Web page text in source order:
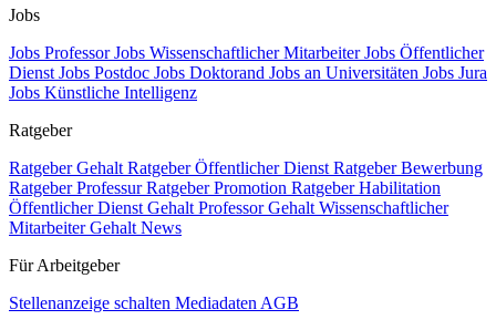
Jobs
Jobs ProfessorJobs Wissenschaftlicher MitarbeiterJobs Öffentlicher
Dienst Jobs Postdoc Jobs Doktorand Jobs an Universitäten Jobs Jura
Jobs Künstliche Intelligenz
Ratgeber
Ratgeber Gehalt Ratgeber Öffentlicher Dienst Ratgeber Bewerbung
Ratgeber ProfessurRatgeber Promotion Ratgeber Habilitation
Öffentlicher Dienst Gehalt Professor Gehalt Wissenschaftlicher
Mitarbeiter Gehalt News
Für Arbeitgeber
Stellenanzeige schalten Mediadaten AGB